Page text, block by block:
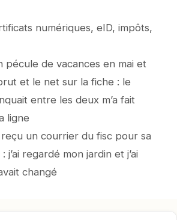
numériques,eID,impôts,
pécule de vacances en mai et
et le net sur la fiche : le
entre les deux m’a fait
ligne
reçu un courrier du fisc pour sa
j’ai regardé mon jardin et j’ai
changé